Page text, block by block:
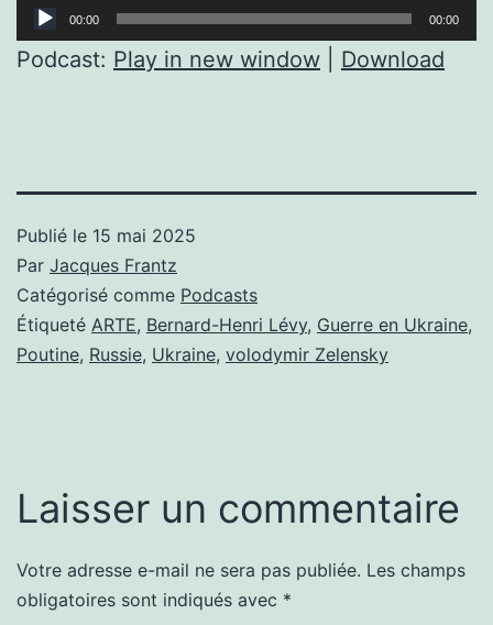
Lecteur
audio
00:00 00:00
Podcast: Play in new window Download
Publié le 15 mai 2025
Par Jacques Frantz
Catégorisé comme Podcasts
Étiqueté ARTE, Bernard-Henri Lévy, Guerre en Ukraine,
Poutine, Russie, Ukraine, volodymir Zelensky
Laisser un commentaire
Votre adresse e-mail ne sera pas publiée. Les champs
obligatoires sont indiqués avec *